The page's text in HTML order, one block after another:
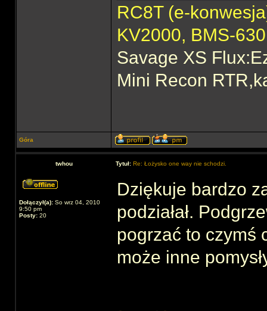
RC8T (e-
KV2000, BMS-
Savage XS
Mini Recon
Góra
twhou Tytuł: Re: Łożysko one way nie schodzi.
Dołączył(a): So wrz 04, 2010
9:50 pm
Posty: 20
Dziękuje bardzo
podziałał.
pogrzać to czymś
może inne